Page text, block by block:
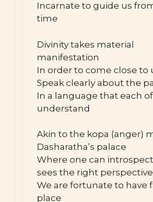
Incarnate to guide us
time
Divinity takes material
manifestation
In order to come close to
Speak clearly about the
In a language that each
understand
Akin to the kopa (anger)
Dasharatha’s palace
Where one can
sees the right perspective
We are fortunate to have
place